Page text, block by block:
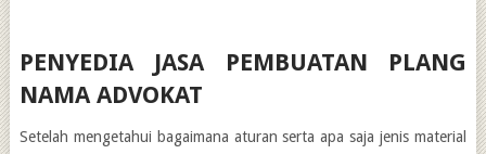
PENYEDIA JASA PEMBUATAN PLANG
NAMA ADVOKAT
Setelah mengetahui bagaimana aturan serta apa saja jenis material